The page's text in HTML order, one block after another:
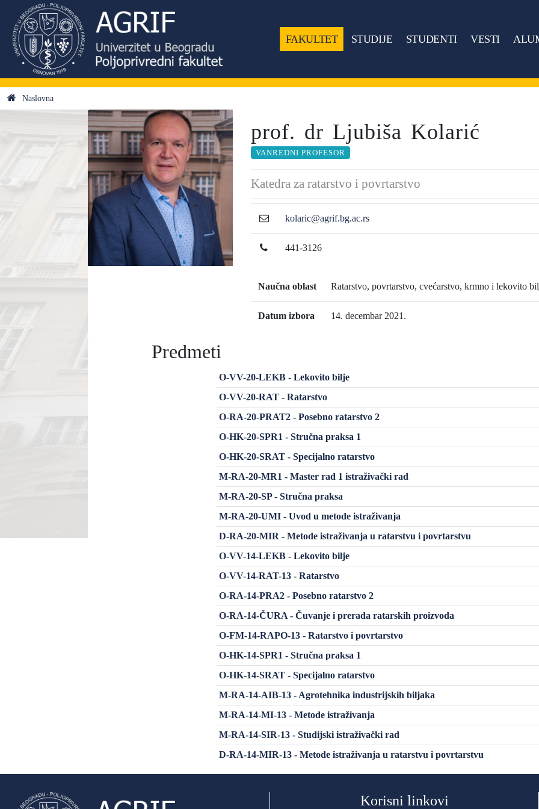
FAKULTET STUDIJE STUDENTI VESTI
Naslovna
prof. dr Ljubiša Kolarić
VANREDNI PROFESOR
Katedra za ratarstvo i povrtarstvo
kolaric@agrif.bg.ac.rs
441-3126
Naučna oblast Ratarstvo, povrtarstvo, cvećarstvo, krmno i lekovito
Datum izbora 14. decembar 2021.
Predmeti
O-VV-20-LEKB - Lekovito bilje
O-VV-20-RAT - Ratarstvo
O-RA-20-PRAT2 - Posebno ratarstvo 2
O-HK-20-SPR1 - Stručna praksa 1
O-HK-20-SRAT - Specijalno ratarstvo
M-RA-20-MR1 - Master rad 1 istraživački rad
M-RA-20-SP - Stručna praksa
M-RA-20-UMI - Uvod u metode istraživanja
D-RA-20-MIR - Metode istraživanja u ratarstvu i povrtarstvu
O-VV-14-LEKB - Lekovito bilje
O-VV-14-RAT-13 - Ratarstvo
O-RA-14-PRA2 - Posebno ratarstvo 2
O-RA-14-ČURA - Čuvanje i prerada ratarskih proizvoda
O-FM-14-RAPO-13 - Ratarstvo i povrtarstvo
O-HK-14-SPR1 - Stručna praksa 1
O-HK-14-SRAT - Specijalno ratarstvo
M-RA-14-AIB-13 - Agrotehnika industrijskih biljaka
M-RA-14-MI-13 - Metode istraživanja
M-RA-14-SIR-13 - Studijski istraživački rad
D-RA-14-MIR-13 - Metode istraživanja u ratarstvu i povrtarstvu
Korisni linkovi